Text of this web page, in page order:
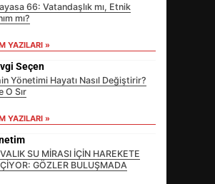
66: Vatandaşlık mı, Etnik
mı?
YAZILARI »
Seçen
Yönetimi Hayatı Nasıl Değiştirir?
O Sır
YAZILARI »
SU MİRASI İÇİN HAREKETE
GÖZLER BULUŞMADA
EİB’DE KRİTİK ATAMA:
SÜRDÜRÜLEBİLİRLİKTE NE
DEĞİŞECEK?